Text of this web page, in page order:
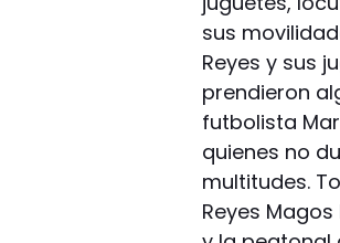
sus
Reyes y sus
prendieron
futbolista
quienes no
multitudes.
Reyes